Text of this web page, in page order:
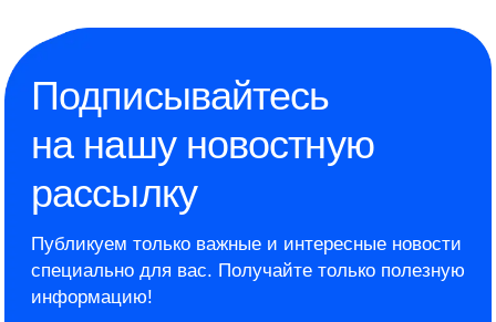
Подписывайтесь
на нашу новостную
рассылку
Публикуем только важные и интересные новости
специально для вас. Получайте только полезную
информацию!